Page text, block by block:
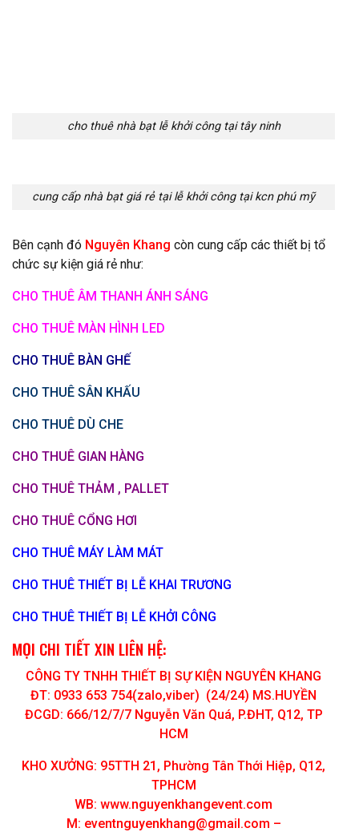
cho thuê nhà bạt lễ khởi công tại tây ninh
cung cấp nhà bạt giá rẻ tại lễ khởi công tại kcn phú mỹ
Bên cạnh đó Nguyên Khang còn cung cấp các thiết bị tổ
chức sự kiện giá rẻ như:
CHO THUÊ ÂM THANH ÁNH SÁNG
CHO THUÊ MÀN HÌNH LED
CHO THUÊ BÀN GHẾ
CHO THUÊ SÂN KHẤU
CHO THUÊ DÙ CHE
CHO THUÊ GIAN HÀNG
CHO THUÊ THẢM , PALLET
CHO THUÊ CỔNG HƠI
CHO THUÊ MÁY LÀM MÁT
CHO THUÊ THIẾT BỊ LỄ KHAI TRƯƠNG
CHO THUÊ THIẾT BỊ LỄ KHỞI CÔNG
MỌI CHI TIẾT XIN LIÊN HỆ:
CÔNG TY TNHH THIẾT BỊ SỰ KIỆN NGUYÊN KHANG
ĐT: 0933 653 754(zalo,viber) (24/24) MS.HUYỀN
ĐCGD: 666/12/7/7 Nguyễn Văn Quá, P.ĐHT, Q12, TP
HCM
KHO XƯỞNG: 95TTH 21, Phường Tân Thới Hiệp, Q12,
TPHCM
WB: www.nguyenkhangevent.com
M: eventnguyenkhang@gmail.com –